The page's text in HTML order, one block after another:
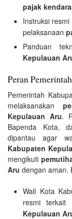
pajak
Instruksi
pelaksanaan
Panduan
Kepulauan
Peran
Pemerintah
melaksanakan
Kepulauan Aru.
Bapenda Kota,
dipantau agar
Kabupaten
mengikuti
Aru dengan aman.
Wali Kota
resmi terkait
Kepulauan